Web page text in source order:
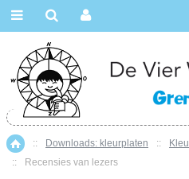
Home
:: Downloads: kleurplaten ::
::
Recensies van lezers